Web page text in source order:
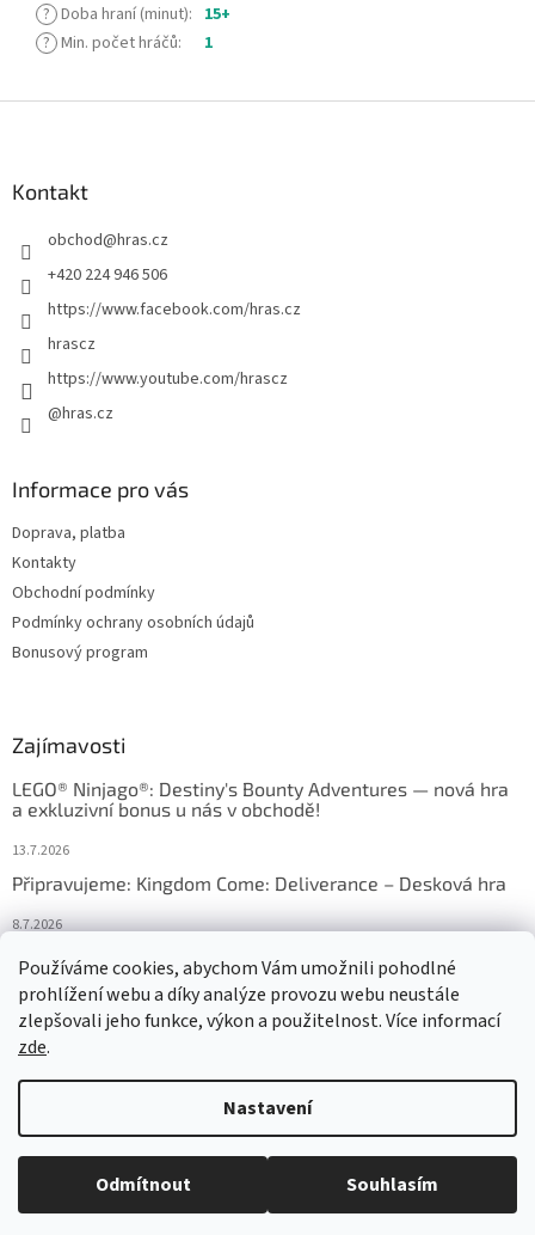
Používáme cookies, abychom Vám umožnili pohodlné
prohlížení webu a díky analýze provozu webu neustále
zlepšovali jeho funkce, výkon a použitelnost. Více informací
zde.
Nastavení
Odmítnout Souhlasím
? Doba hraní (minut): 15+
? Min. počet hráčů: 1
Kontakt
obchod@hras.cz
+420 224 946 506
https://www.facebook.com/hras.cz
hrascz
https://www.youtube.com/hrascz
@hras.cz
Informace pro vás
Doprava, platba
Kontakty
Obchodní podmínky
Podmínky ochrany osobních údajů
Bonusový program
Zajímavosti
LEGO® Ninjago®: Destiny's Bounty Adventures — nová hra
a exkluzivní bonus u nás v obchodě!
13.7.2026
Připravujeme: Kingdom Come: Deliverance – Desková hra
8.7.2026
Nejlepší deskové hry: výběr, který frčí v celém Česku
18.6.2026
Copyright 2026HRAS. Všechna práva vyhrazena.Upravit nastavení